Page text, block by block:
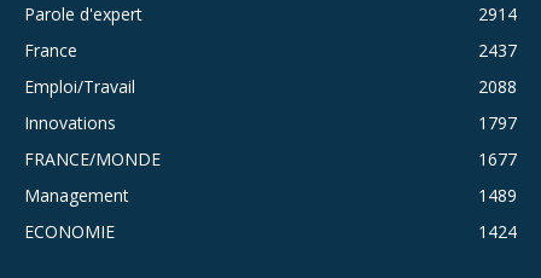
Parole d'expert
2914
France
2437
Emploi/Travail
2088
Innovations
1797
FRANCE/MONDE
1677
Management
1489
ECONOMIE
1424